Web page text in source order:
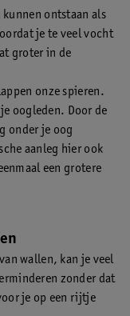
ontstaan als
je te veel vocht
groter in de
onze spieren.
oogleden. Door de
onder je oog
aanleg hier ook
een grotere
wallen, kan je veel
zonder dat
je op een rijtje